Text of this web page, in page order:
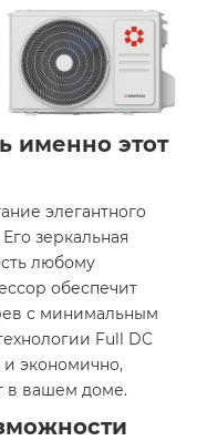
именно этот
элегантного
зеркальная
любому
обеспечит
с минимальным
Full DC
и экономично,
в вашем доме.​